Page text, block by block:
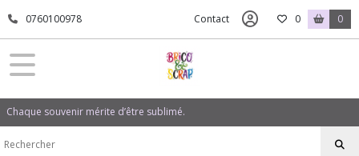
0760100978 Contact 0 0
Chaque souvenir mérite d’être sublimé.